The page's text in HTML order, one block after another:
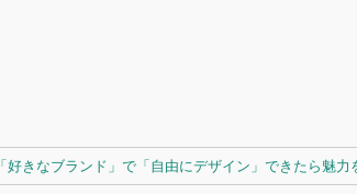
きなブランド」で「自由にデザイン」できたら魅力